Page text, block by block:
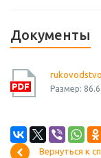
Документы
Размер:
Вернуться к